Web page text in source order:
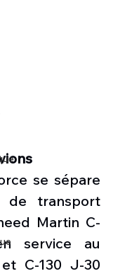
se sépare
de transport
Martin C-
service au
et C-130 J-30